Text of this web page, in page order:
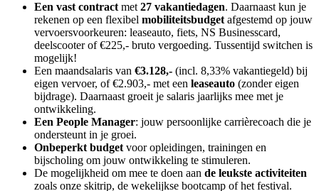
Een vast contract met 27 vakantiedagen. Daarnaast kun je
rekenen op een flexibel mobiliteitsbudget afgestemd op jouw
vervoersvoorkeuren: leaseauto, fiets, NS Businesscard,
deelscooter of €225,- bruto vergoeding. Tussentijd switchen is
mogelijk!
Een maandsalaris van €3.128,- (incl. 8,33% vakantiegeld) bij
eigen vervoer, of €2.903,- met een leaseauto (zonder eigen
bijdrage). Daarnaast groeit je salaris jaarlijks mee met je
ontwikkeling.
Een People Manager: jouw persoonlijke carrièrecoach die je
ondersteunt in je groei.
Onbeperkt budget voor opleidingen, trainingen en
bijscholing om jouw ontwikkeling te stimuleren.
De mogelijkheid om mee te doen aan de leukste activiteiten
zoals onze skitrip, de wekelijkse bootcamp of het festival.